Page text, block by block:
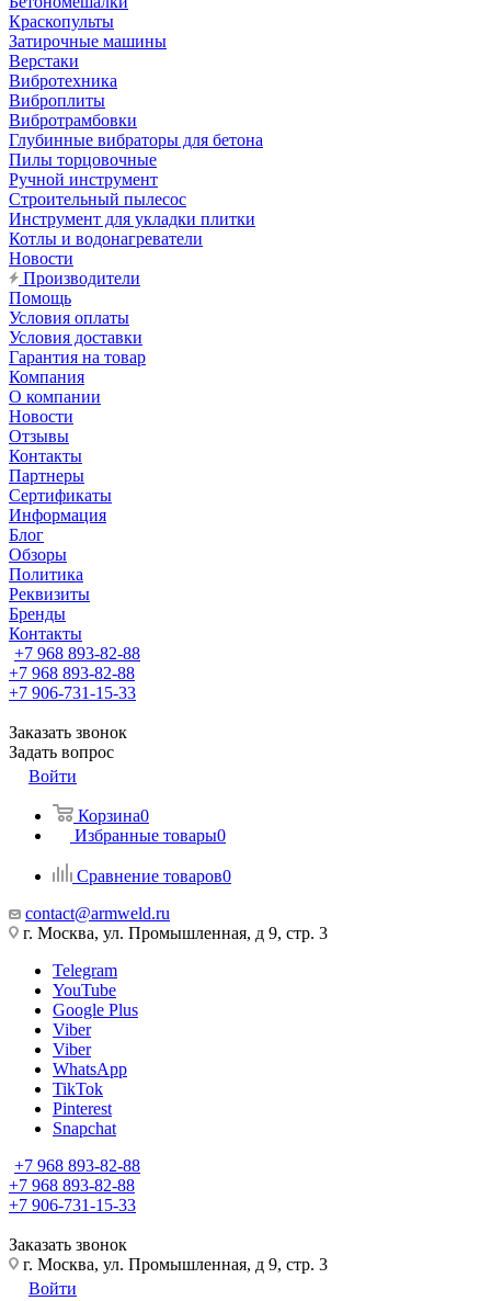
Краскопульты
Затирочные машины
Верстаки
Вибротехника
Виброплиты
Вибротрамбовки
Глубинные вибраторы для бетона
Пилы торцовочные
Ручной инструмент
Строительный пылесос
Инструмент для укладки плитки
Котлы и водонагреватели
Новости
Производители
Помощь
Условия оплаты
Условия доставки
Гарантия на товар
Компания
О компании
Новости
Отзывы
Контакты
Партнеры
Сертификаты
Информация
Блог
Обзоры
Политика
Реквизиты
Бренды
Контакты
+7 968 893-82-88
+7 968 893-82-88
+7 906-731-15-33
Заказать звонок
Задать вопрос
Войти
Корзина0
Избранные товары0
Сравнение товаров0
contact@armweld.ru
г. Москва, ул. Промышленная, д 9, стр. 3
Telegram
YouTube
Google Plus
Viber
Viber
WhatsApp
TikTok
Pinterest
Snapchat
+7 968 893-82-88
+7 968 893-82-88
+7 906-731-15-33
Заказать звонок
г. Москва, ул. Промышленная, д 9, стр. 3
Войти